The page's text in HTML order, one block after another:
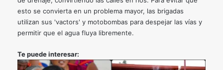
esto se convierta en un problema mayor, las brigadas
utilizan sus 'vactors' y motobombas para despejar las vías y
permitir que el agua fluya libremente.
Te puede interesar: